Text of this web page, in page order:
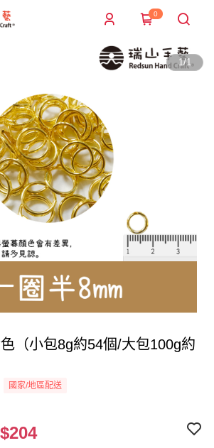
0
1/1
（小包8g約54個/大包100g約
國家/地區配送